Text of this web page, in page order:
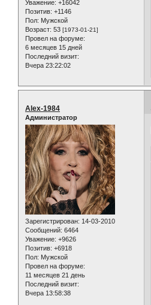
Уважение: +16042
Позитив: +1146
Пол: Мужской
Возраст: 53 [1973-01-21]
Провел на форуме:
6 месяцев 15 дней
Последний визит:
Вчера 23:22:02
Alex-1984
Администратор
Зарегистрирован: 14-03-2010
Сообщений: 6464
Уважение: +9626
Позитив: +6918
Пол: Мужской
Провел на форуме:
11 месяцев 21 день
Последний визит:
Вчера 13:58:38